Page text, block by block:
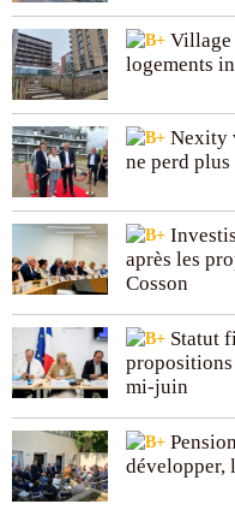
Village
logements
Nexity
ne perd
après les
Cosson
Statut
propositions
mi-juin
développer,